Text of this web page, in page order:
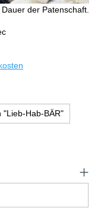
der Patenschaft.
"Lieb-Hab-BÄR"